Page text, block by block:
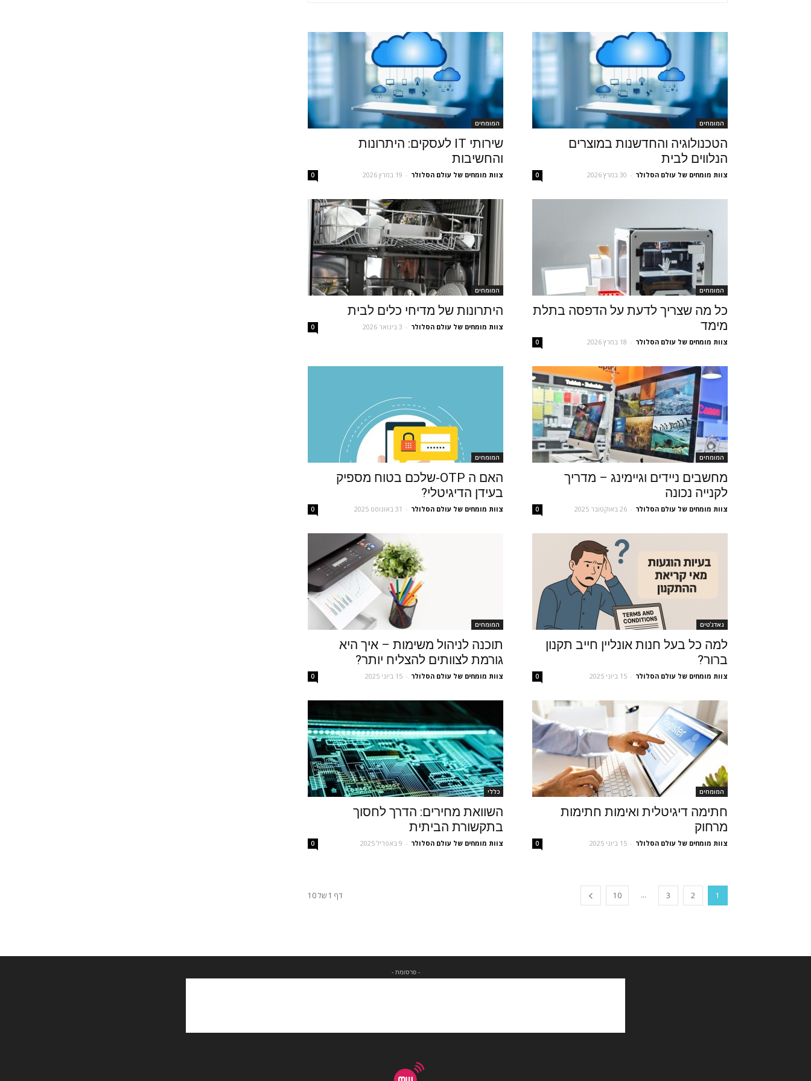
המומחים
הטכנולוגיה והחדשנות במוצרים
הנלווים לבית
צוות מומחים של עולם הסלולר - 30 במרץ 2026 0
המומחים
שירותי IT לעסקים: היתרונות
והחשיבות
צוות מומחים של עולם הסלולר - 19 במרץ 2026 0
המומחים
כל מה שצריך לדעת על הדפסה בתלת
מימד
צוות מומחים של עולם הסלולר - 18 במרץ 2026 0
המומחים
היתרונות של מדיחי כלים לבית
צוות מומחים של עולם הסלולר - 3 בינואר 2026 0
המומחים
מחשבים ניידים וגיימינג – מדריך
לקנייה נכונה
צוות מומחים של עולם הסלולר - 26 באוקטובר 2025 0
המומחים
האם ה OTP-שלכם בטוח מספיק
בעידן הדיגיטלי?
צוות מומחים של עולם הסלולר - 31 באוגוסט 2025 0
גאדג'טים
למה כל בעל חנות אונליין חייב תקנון
ברור?
צוות מומחים של עולם הסלולר - 15 ביוני 2025 0
המומחים
תוכנה לניהול משימות – איך היא
גורמת לצוותים להצליח יותר?
צוות מומחים של עולם הסלולר - 15 ביוני 2025 0
המומחים
חתימה דיגיטלית ואימות חתימות
מרחוק
צוות מומחים של עולם הסלולר - 15 ביוני 2025 0
כללי
השוואת מחירים: הדרך לחסוך
בתקשורת הביתית
צוות מומחים של עולם הסלולר - 9 באפריל 2025 0
1
2
3
...
10 דף 1 של 10
- פרסומת -